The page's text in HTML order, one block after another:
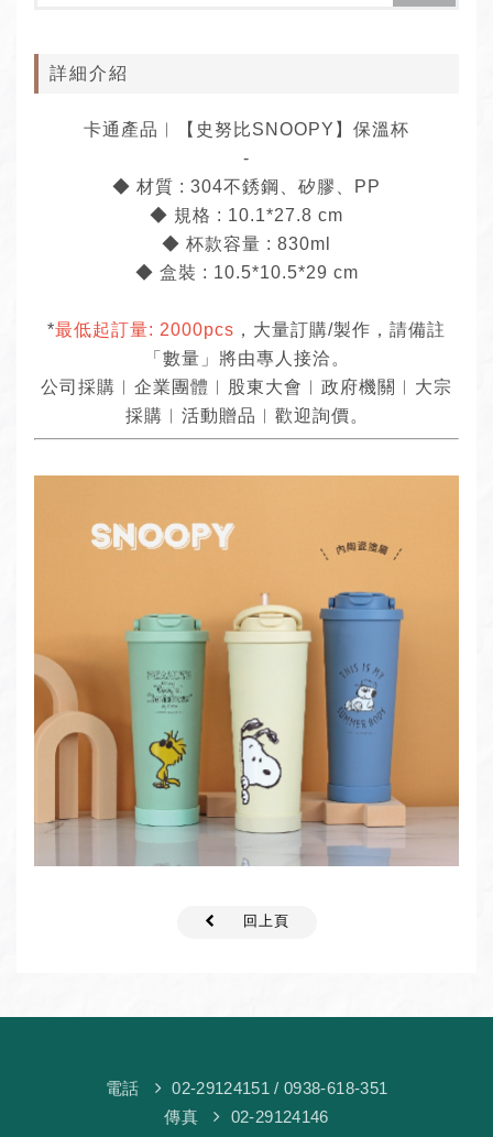
詳細介紹
卡通產品︱【史努比SNOOPY】保溫杯
-
◆ 材質 : 304不銹鋼、矽膠、PP
◆ 規格 : 10.1*27.8 cm
◆ 杯款容量 : 830ml
◆ 盒裝 : 10.5*10.5*29 cm
*最低起訂量: 2000pcs ，大量訂購/製作，請備註
「數量」將由專人接洽。
公司採購︱企業團體︱股東大會︱政府機關︱大宗
採購︱活動贈品︱歡迎詢價。
回上頁
電話 02-29124151 / 0938-618-351
傳真
02-29124146